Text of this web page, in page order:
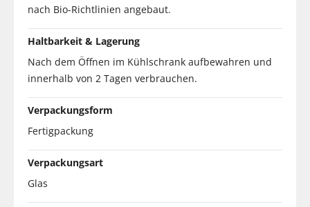
nach Bio-Richtlinien angebaut.
Haltbarkeit & Lagerung
Nach dem Öffnen im Kühlschrank aufbewahren und
innerhalb von 2 Tagen verbrauchen.
Verpackungsform
Fertigpackung
Verpackungsart
Glas